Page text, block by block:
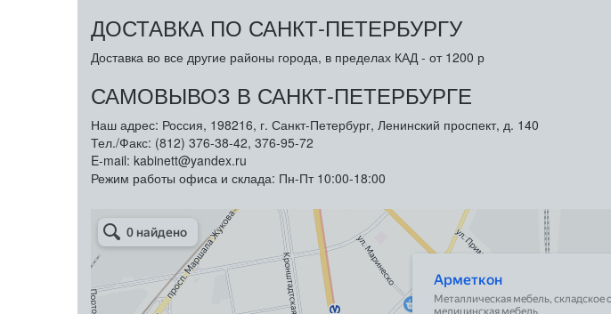
ДОСТАВКА ПО САНКТ-ПЕТЕРБУРГУ
Доставка во все другие районы города, в пределах КАД - от 1200 р
САМОВЫВОЗ В САНКТ-ПЕТЕРБУРГЕ
Наш адрес: Россия, 198216, г. Санкт-Петербург, Ленинский проспект, д. 140
Тел./Факс: (812) 376-38-42, 376-95-72
E-mail: kabinett@yandex.ru
Режим работы офиса и склада: Пн-Пт 10:00-18:00
Металлическая мебель в Санкт‑Петербурге
Торговое оборудование в Санкт‑Петербурге